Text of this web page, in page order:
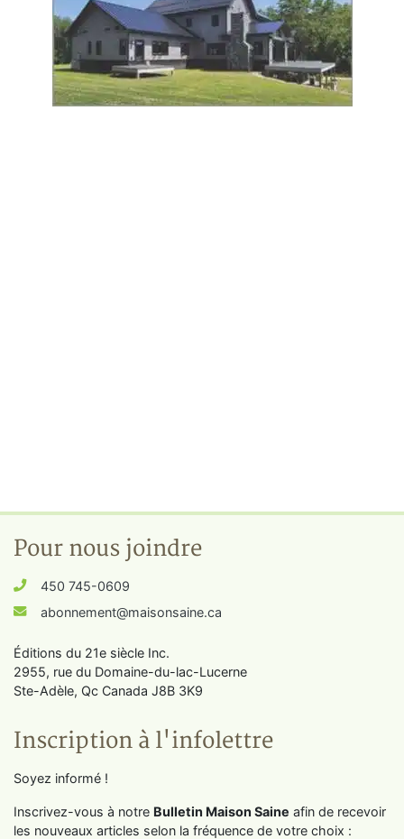
Pour nous joindre
450 745-0609
abonnement@maisonsaine.ca
Éditions du 21e siècle Inc.
2955, rue du Domaine-du-lac-Lucerne
Ste-Adèle, Qc Canada J8B 3K9
Inscription à l'infolettre
Soyez informé !
Inscrivez-vous à notre Bulletin Maison Saine afin de recevoir
les nouveaux articles selon la fréquence de votre choix :